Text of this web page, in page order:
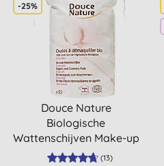
-25%
Douce Nature
Biologische
Wattenschijven Make-up
(40st)
(13)